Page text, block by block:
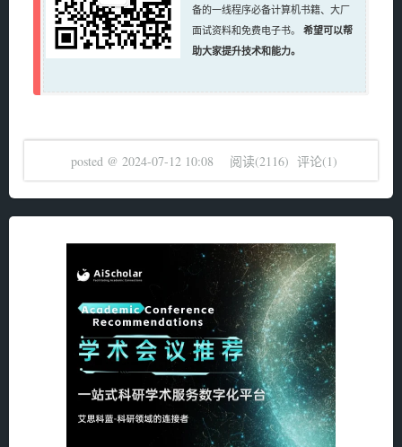
备的一线程序必备计算机书籍、大厂
面试资料和免费电子书。希望可以帮
助大家提升技术和能力。
posted @ 2024-07-12 10:08 阅读(2116) 评论(1)